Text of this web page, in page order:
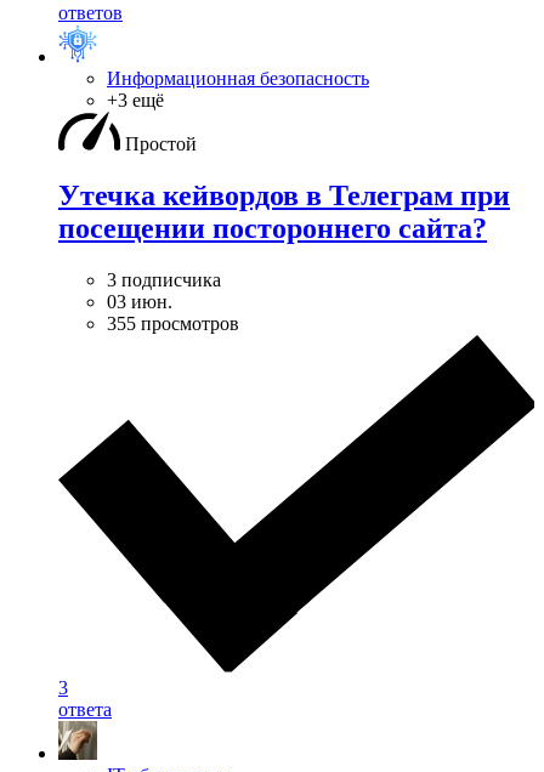
ответов
Информационная безопасность
+3 ещё
Простой
Утечка кейвордов в Телеграм при
посещении постороннего сайта?
3 подписчика
03 июн.
355 просмотров
3
ответа